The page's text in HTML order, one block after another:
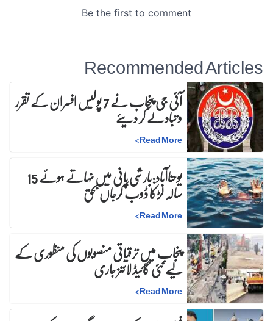
Recommended Articles
آئی جی پنجاب نے 7 پولیس افسران کے تقرر و تبادلے کر دیئے
Read More
>
یوحناآباد:بارشی پانی میں نہاتے ہوئے 15 سالہ لڑکا ڈوب کرجاں بحق
Read More
>
پنجاب میں ترقیاتی منصوبوں کی منظوری کے
لیے نئی گائیڈ لائنز جاری
Read More
>